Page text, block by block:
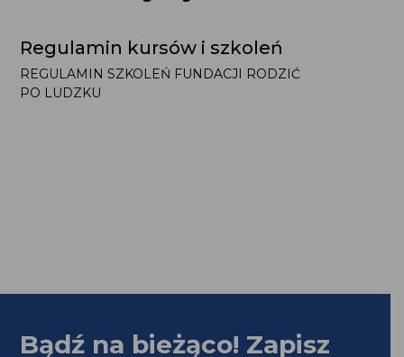
Regulamin kursów i szkoleń
REGULAMIN SZKOLEŃ FUNDACJI RODZIĆ
PO LUDZKU
Bądź na bieżąco! Zapisz